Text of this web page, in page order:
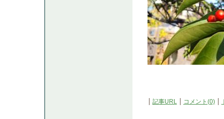
記事URL コメント(0)